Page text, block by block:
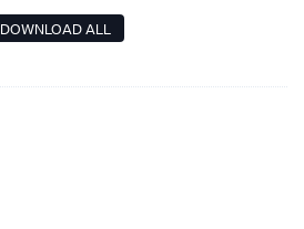
DOWNLOAD ALL